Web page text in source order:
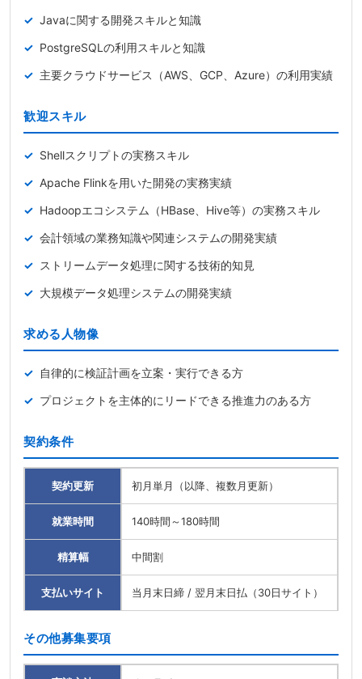
Javaに関する開発スキルと知識
PostgreSQLの利用スキルと知識
主要クラウドサービス（AWS、GCP、Azure）の利用実績
歓迎スキル
Shellスクリプトの実務スキル
Apache Flinkを用いた開発の実務実績
Hadoopエコシステム（HBase、Hive等）の実務スキル
会計領域の業務知識や関連システムの開発実績
ストリームデータ処理に関する技術的知見
大規模データ処理システムの開発実績
求める人物像
自律的に検証計画を立案・実行できる方
プロジェクトを主体的にリードできる推進力のある方
契約条件
契約更新 初月単月（以降、複数月更新）
就業時間 140時間～180時間
精算幅 中間割
支払いサイト 当月末日締 / 翌月末日払（30日サイト）
その他募集要項